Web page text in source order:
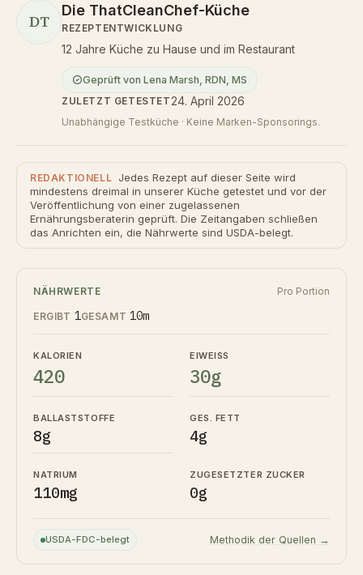
DT
Die ThatCleanChef-Küche
REZEPTENTWICKLUNG
12 Jahre Küche zu Hause und im Restaurant
Geprüft von Lena Marsh, RDN, MS
ZULETZT GETESTET 24. April 2026
Unabhängige Testküche · Keine Marken-Sponsorings.
REDAKTIONELL Jedes Rezept auf dieser Seite wird
mindestens dreimal in unserer Küche getestet und vor der
Veröffentlichung von einer zugelassenen
Ernährungsberaterin geprüft. Die Zeitangaben schließen
das Anrichten ein, die Nährwerte sind USDA-belegt.
NÄHRWERTE Pro Portion
ERGIBT 1GESAMT 10m
KALORIEN
420
EIWEISS
30g
BALLASTSTOFFE
8g
GES. FETT
4g
NATRIUM
110mg
ZUGESETZTER ZUCKER
0g
USDA-FDC-belegt Methodik der Quellen →